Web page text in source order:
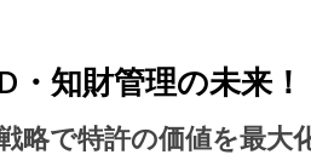
知財管理の未来！
略で特許の価値を最大